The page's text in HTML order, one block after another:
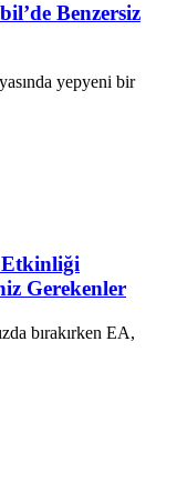
Benzersiz
yepyeni bir
Etkinliği
Gerekenler
bırakırken EA,